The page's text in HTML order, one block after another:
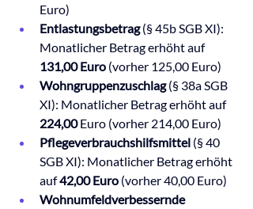
Euro)
Entlastungsbetrag (§ 45b SGB XI):
Monatlicher Betrag erhöht auf
131,00 Euro (vorher 125,00 Euro)
Wohngruppenzuschlag (§ 38a SGB
XI): Monatlicher Betrag erhöht auf
224,00 Euro (vorher 214,00 Euro)
Pflegeverbrauchshilfsmittel (§ 40
SGB XI): Monatlicher Betrag erhöht
auf 42,00 Euro (vorher 40,00 Euro)
Wohnumfeldverbessernde